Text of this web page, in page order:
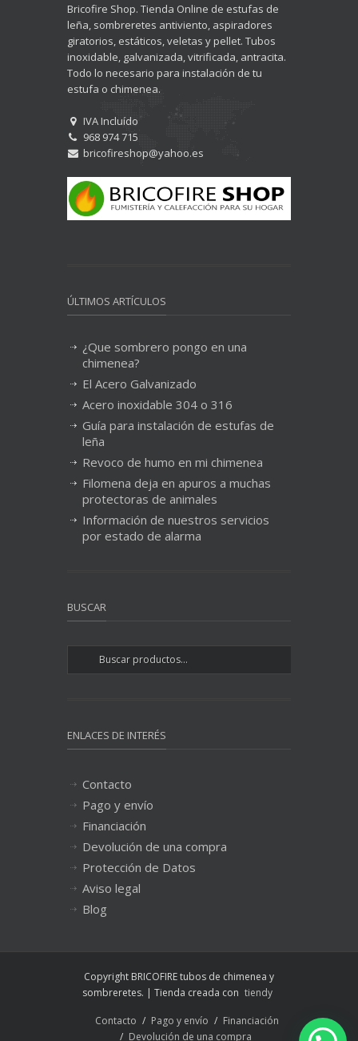
Bricofire Shop. Tienda Online de estufas de
leña, sombreretes antiviento, aspiradores
giratorios, estáticos, veletas y pellet. Tubos
inoxidable, galvanizada, vitrificada, antracita.
Todo lo necesario para instalación de tu
estufa o chimenea.
IVA Incluído
968 974 715
bricofireshop@yahoo.es
ÚLTIMOS ARTÍCULOS
¿Que sombrero pongo en una
chimenea?
El Acero Galvanizado
Acero inoxidable 304 o 316
Guía para instalación de estufas de
leña
Revoco de humo en mi chimenea
Filomena deja en apuros a muchas
protectoras de animales
Información de nuestros servicios
por estado de alarma
BUSCAR
ENLACES DE INTERÉS
Contacto
Pago y envío
Financiación
Devolución de una compra
Protección de Datos
Aviso legal
Blog
Copyright BRICOFIRE tubos de chimenea y
sombreretes. | Tienda creada con tiendy
Contacto Pago y envío
Financiación
Devolución de una compra